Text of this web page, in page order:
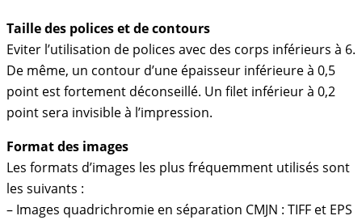
Taille des polices et de contours
Eviter l’utilisation de polices avec des corps inférieurs à 6.
De même, un contour d’une épaisseur inférieure à 0,5
point est fortement déconseillé. Un filet inférieur à 0,2
point sera invisible à l’impression.
Format des images
Les formats d’images les plus fréquemment utilisés sont
les suivants :
– Images quadrichromie en séparation CMJN : TIFF et EPS